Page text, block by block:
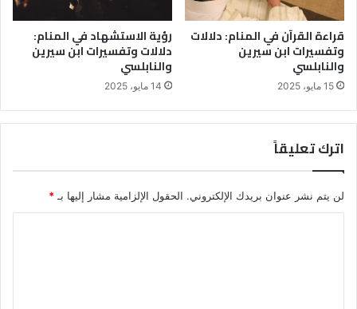
قراءة القرآن في المنام: دلالات
وتفسيرات ابن سيرين
والنابلسي
15 مايو، 2025
رؤية الاستشهاد في المنام:
دلالات وتفسيرات ابن سيرين
والنابلسي
14 مايو، 2025
اترك تعليقاً
لن يتم نشر عنوان بريدك الإلكتروني. الحقول الإلزامية مشار إليها بـ *